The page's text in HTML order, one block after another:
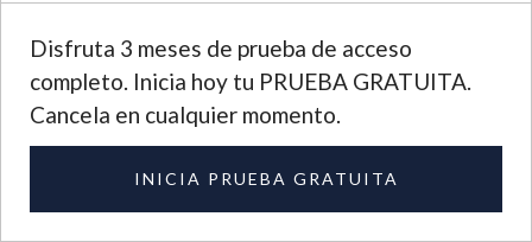
Disfruta 3 meses de prueba de acceso
completo. Inicia hoy tu PRUEBA GRATUITA.
Cancela en cualquier momento.
INICIA PRUEBA GRATUITA
pacíficos”. No hay camino hacia delante a
menos que enfrentemos las consecuencias
desagradables de nuestras políticas fallidas
y nos opongamos a ellas.